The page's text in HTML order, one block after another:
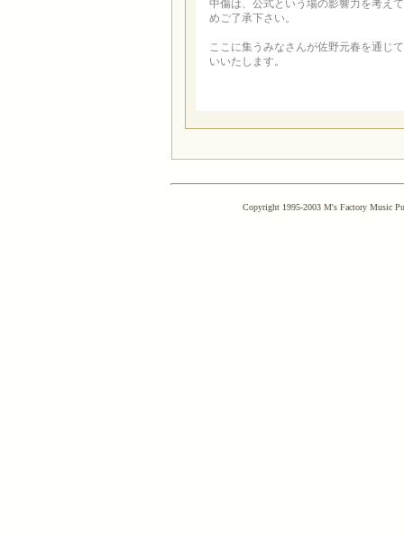
中傷は、公式という場の影響力を考え
めご了承下さい。
ここに集うみなさんが佐野元春を通じ
いいたします。
Copyright 1995-2003 M's Factory Music